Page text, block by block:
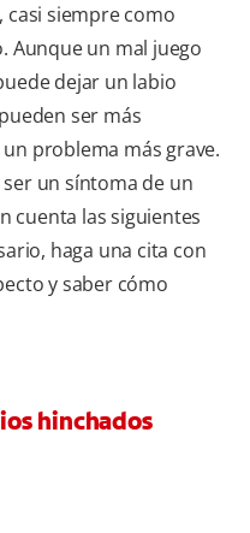
casi siempre como
Aunque un mal juego
dejar un labio
ser más
problema más grave.
un síntoma de un
cuenta las siguientes
haga una cita con
y saber cómo
hinchados